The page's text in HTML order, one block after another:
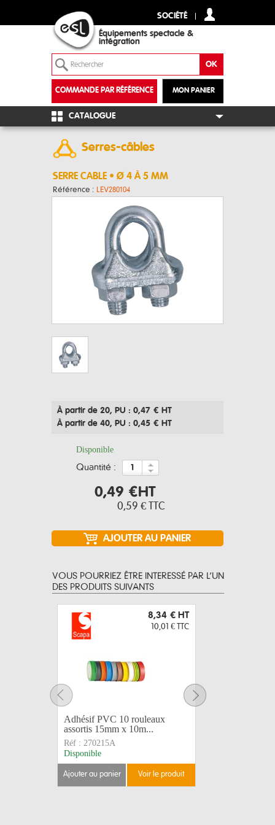
SOCIÉTÉ
Équipements spectacle &
intégration
MON PANIER
COMMANDE PAR RÉFÉRENCE
+
CATALOGUE
Serres-câbles
SERRE CABLE • Ø 4 À 5 MM
Référence : LEV280104
À partir de 20, PU : 0,47 € HT
À partir de 40, PU : 0,45 € HT
Disponible
quantité :
0,49 €HT
0,59 € TTC
VOUS POURRIEZ ÊTRE INTERESSÉ PAR L’UN
DES PRODUITS SUIVANTS
8,34 € HT
10,01 € TTC
Adhésif PVC 10 rouleaux
assortis 15mm x 10m...
Réf : 270215A
Disponible
ajouter au panier voir le produit